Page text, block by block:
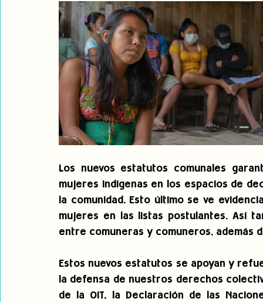
Los nuevos estatutos comunales
mujeres indígenas en los espacios de
la comunidad. Esto último se ve
mujeres en las listas postulantes. Así
entre comuneras y comuneros,
Estos nuevos estatutos se apoyan y
la defensa de nuestros derechos
de la OIT, la Declaración de las